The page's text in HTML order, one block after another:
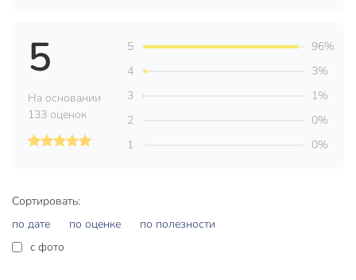
Сортировать:
по дате
по оценке
по полезности
c фото
5
На основании
133 оценок
5
96%
4
3%
3
1%
2
0%
1
0%